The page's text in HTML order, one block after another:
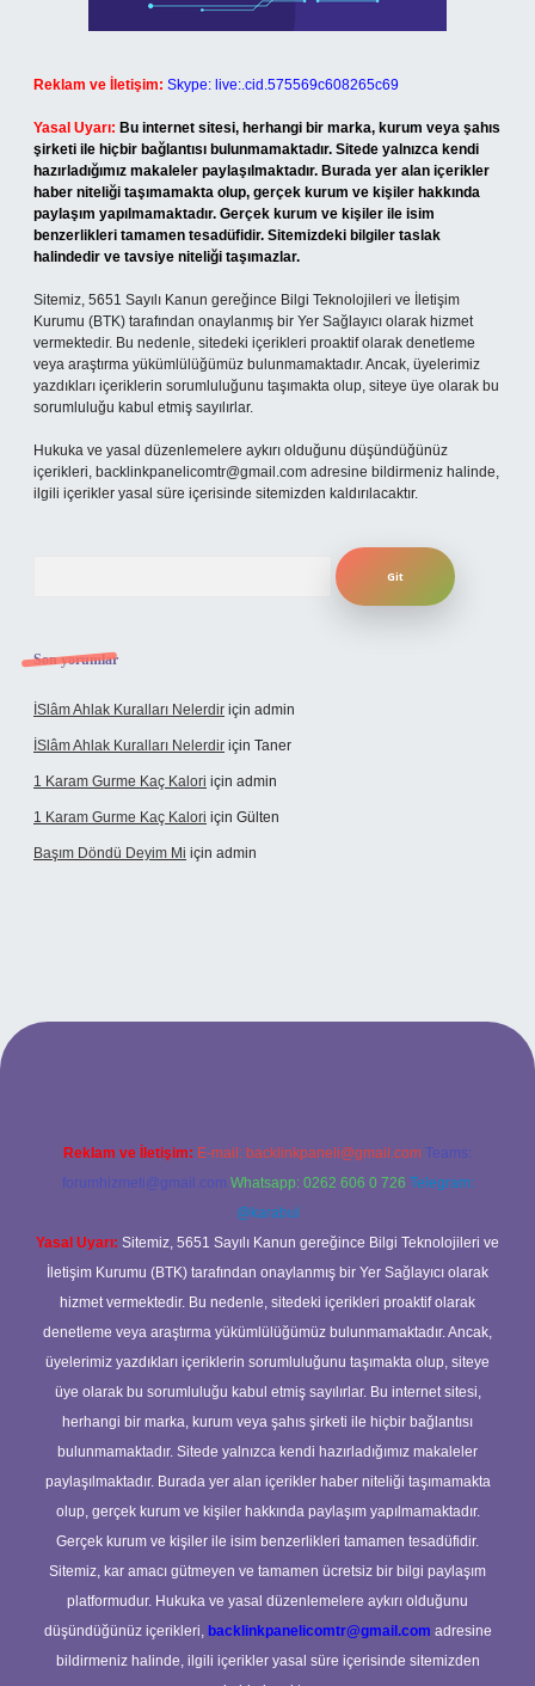
Reklam ve İletişim: Skype: live:.cid.575569c608265c69
Yasal Uyarı: Bu internet sitesi, herhangi bir marka, kurum veya şahıs
şirketi ile hiçbir bağlantısı bulunmamaktadır. Sitede yalnızca kendi
hazırladığımız makaleler paylaşılmaktadır. Burada yer alan içerikler
haber niteliği taşımamakta olup, gerçek kurum ve kişiler hakkında
paylaşım yapılmamaktadır. Gerçek kurum ve kişiler ile isim
benzerlikleri tamamen tesadüfidir. Sitemizdeki bilgiler taslak
halindedir ve tavsiye niteliği taşımazlar.
Sitemiz, 5651 Sayılı Kanun gereğince Bilgi Teknolojileri ve İletişim
Kurumu (BTK) tarafından onaylanmış bir Yer Sağlayıcı olarak hizmet
vermektedir. Bu nedenle, sitedeki içerikleri proaktif olarak denetleme
veya araştırma yükümlülüğümüz bulunmamaktadır. Ancak, üyelerimiz
yazdıkları içeriklerin sorumluluğunu taşımakta olup, siteye üye olarak bu
sorumluluğu kabul etmiş sayılırlar.
Hukuka ve yasal düzenlemelere aykırı olduğunu düşündüğünüz
içerikleri, backlinkpanelicomtr@gmail.com adresine bildirmeniz halinde,
ilgili içerikler yasal süre içerisinde sitemizden kaldırılacaktır.
Son yorumlar
İSlâm Ahlak Kuralları Nelerdir için admin
İSlâm Ahlak Kuralları Nelerdir için Taner
1 Karam Gurme Kaç Kalori için admin
1 Karam Gurme Kaç Kalori için Gülten
Başım Döndü Deyim Mi için admin
Reklam ve İletişim: E-mail: backlinkpaneli@gmail.com Teams:
forumhizmeti@gmail.com Whatsapp: 0262 606 0 726 Telegram:
@karabul
Yasal Uyarı: Sitemiz, 5651 Sayılı Kanun gereğince Bilgi Teknolojileri ve
İletişim Kurumu (BTK) tarafından onaylanmış bir Yer Sağlayıcı olarak
hizmet vermektedir. Bu nedenle, sitedeki içerikleri proaktif olarak
denetleme veya araştırma yükümlülüğümüz bulunmamaktadır. Ancak,
üyelerimiz yazdıkları içeriklerin sorumluluğunu taşımakta olup, siteye
üye olarak bu sorumluluğu kabul etmiş sayılırlar. Bu internet sitesi,
herhangi bir marka, kurum veya şahıs şirketi ile hiçbir bağlantısı
bulunmamaktadır. Sitede yalnızca kendi hazırladığımız makaleler
paylaşılmaktadır. Burada yer alan içerikler haber niteliği taşımamakta
olup, gerçek kurum ve kişiler hakkında paylaşım yapılmamaktadır.
Gerçek kurum ve kişiler ile isim benzerlikleri tamamen tesadüfidir.
Sitemiz, kar amacı gütmeyen ve tamamen ücretsiz bir bilgi paylaşım
platformudur. Hukuka ve yasal düzenlemelere aykırı olduğunu
düşündüğünüz içerikleri, backlinkpanelicomtr@gmail.com adresine
bildirmeniz halinde, ilgili içerikler yasal süre içerisinde sitemizden